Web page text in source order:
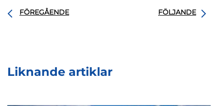
FÖREGÅENDE FÖLJANDE
Liknande artiklar